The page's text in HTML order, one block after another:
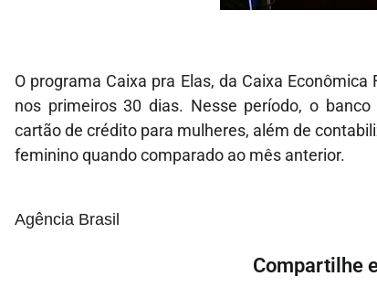
O programa Caixa pra Elas, da Caixa
nos primeiros 30 dias. Nesse período, o
cartão de crédito para mulheres, além de
feminino quando comparado ao mês anterior.
Agência Brasil
Compartilhe